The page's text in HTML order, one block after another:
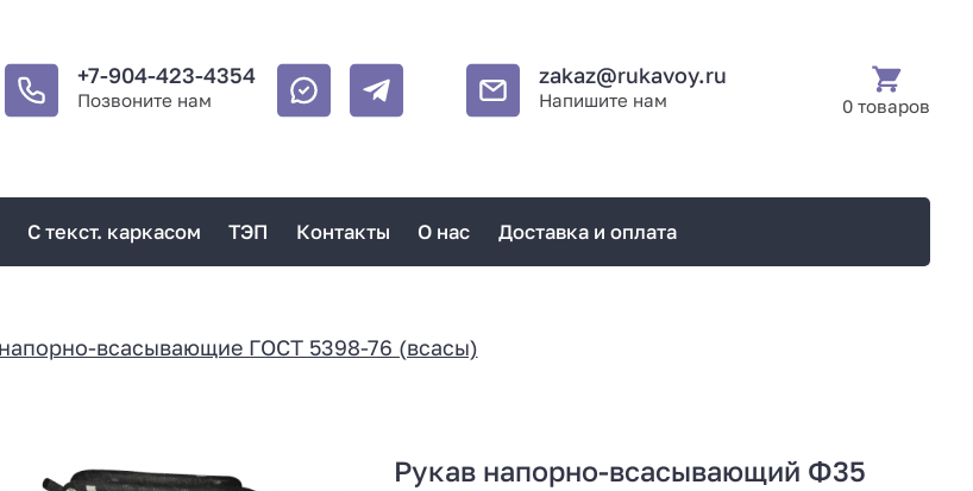
+7-904-423-4354
Позвоните нам
zakaz@rukavoy.ru
Напишите нам 0 товаров
С текст. каркасом ТЭП Контакты О нас Доставка и оплата
всасывающие ГОСТ 5398-76 (всасы)
Рукав напорно-всасывающий Ф35